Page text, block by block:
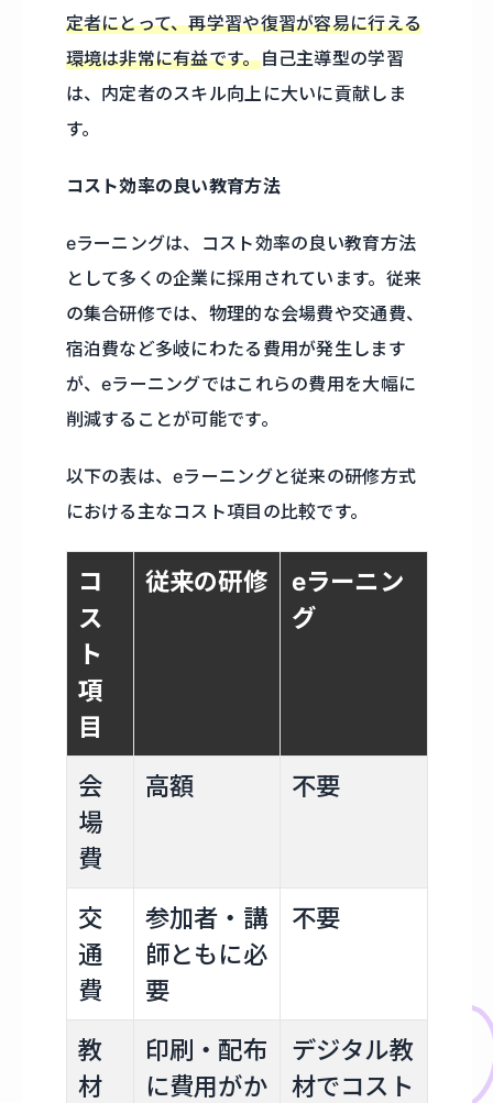
定者にとって、再学習や復習が容易に行える
環境は非常に有益です。自己主導型の学習
は、内定者のスキル向上に大いに貢献しま
す。
コスト効率の良い教育方法
eラーニングは、コスト効率の良い教育方法
として多くの企業に採用されています。従来
の集合研修では、物理的な会場費や交通費、
宿泊費など多岐にわたる費用が発生します
が、eラーニングではこれらの費用を大幅に
削減することが可能です。
以下の表は、eラーニングと従来の研修方式
における主なコスト項目の比較です。
コ
ス
ト
項
目
従来の研修
eラーニン
グ
会
場
費
高額 不要
交
通
費
参加者・講
師ともに必
要
不要
教
材
印刷・配布
に費用がか
デジタル教
材でコスト